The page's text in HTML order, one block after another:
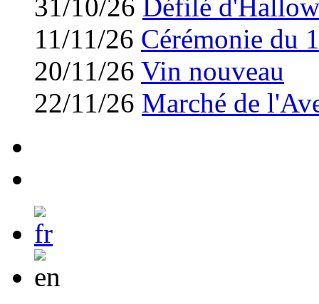
31/10/26 Défilé
11/11/26 Cérémonie du
20/11/26 Vin nouveau
22/11/26 Marché de